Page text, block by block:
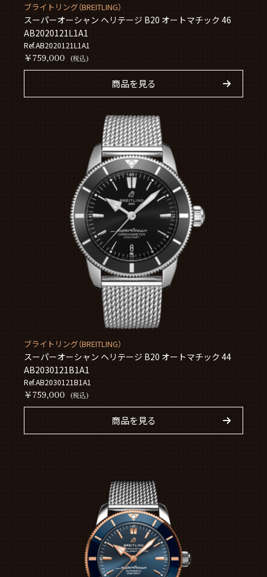
ブライトリング（BREITLING）
スーパーオーシャン ヘリテージ B20 オートマチック 46
AB2020121L1A1
Ref.AB2020121L1A1
￥759,000 (税込)
商品を見る
ブライトリング（BREITLING）
スーパーオーシャン ヘリテージ B20 オートマチック 44
AB2030121B1A1
Ref.AB2030121B1A1
￥759,000 (税込)
商品を見る